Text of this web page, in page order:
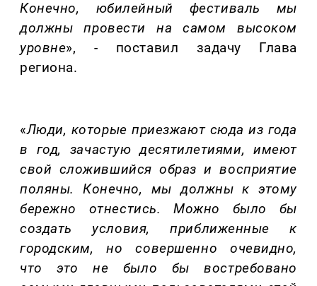
Конечно, юбилейный фестиваль мы
должны провести на самом высоком
уровне», - поставил задачу Глава
региона.
«Люди, которые приезжают сюда из года
в год, зачастую десятилетиями, имеют
свой сложившийся образ и восприятие
поляны. Конечно, мы должны к этому
бережно отнестись. Можно было бы
создать условия, приближенные к
городским, но совершенно очевидно,
что это не было бы востребовано